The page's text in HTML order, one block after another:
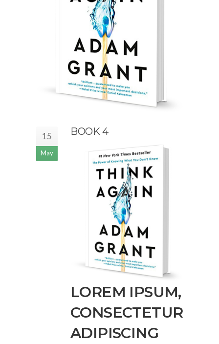
15
May
BOOK 4
LOREM IPSUM,
CONSECTETUR
ADIPISCING